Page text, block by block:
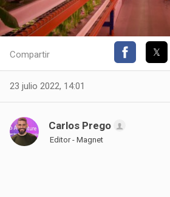
Compartir
23 julio 2022, 14:01
Carlos Prego
Editor - Magnet